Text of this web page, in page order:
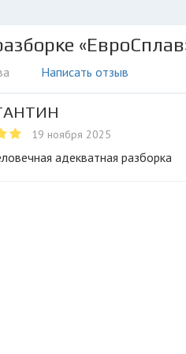
Написать отзыв
19 ноября 2025
адекватная разборка